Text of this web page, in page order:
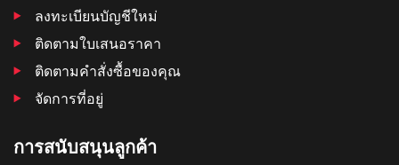
ลงทะเบียนบัญชีใหม่
ติดตามใบเสนอราคา
ติดตามคําสั่งซื้อของคุณ
จัดการที่อยู่
การสนับสนุนลูกค้า